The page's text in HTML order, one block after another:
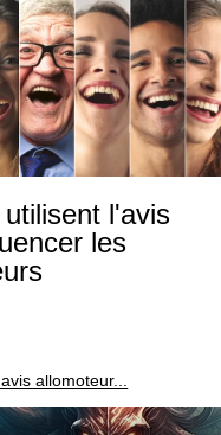
l'avis
les
allomoteur...